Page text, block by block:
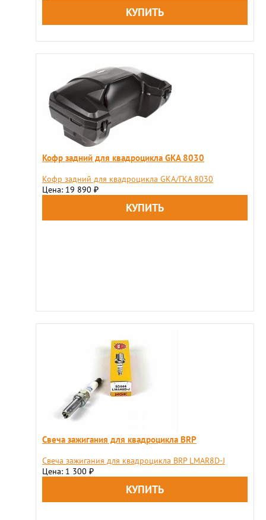
Кофр задний для квадроцикла GKA 8030
Кофр задний для квадроцикла GKA/ГКА 8030
Цена: 19 890 ₽
Свеча зажигания для квадроцикла BRP
Свеча зажигания для квадроцикла BRP LMAR8D-J
Цена: 1 300 ₽